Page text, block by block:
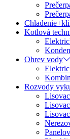
Kotlová
Ohrev vody
Rozvody